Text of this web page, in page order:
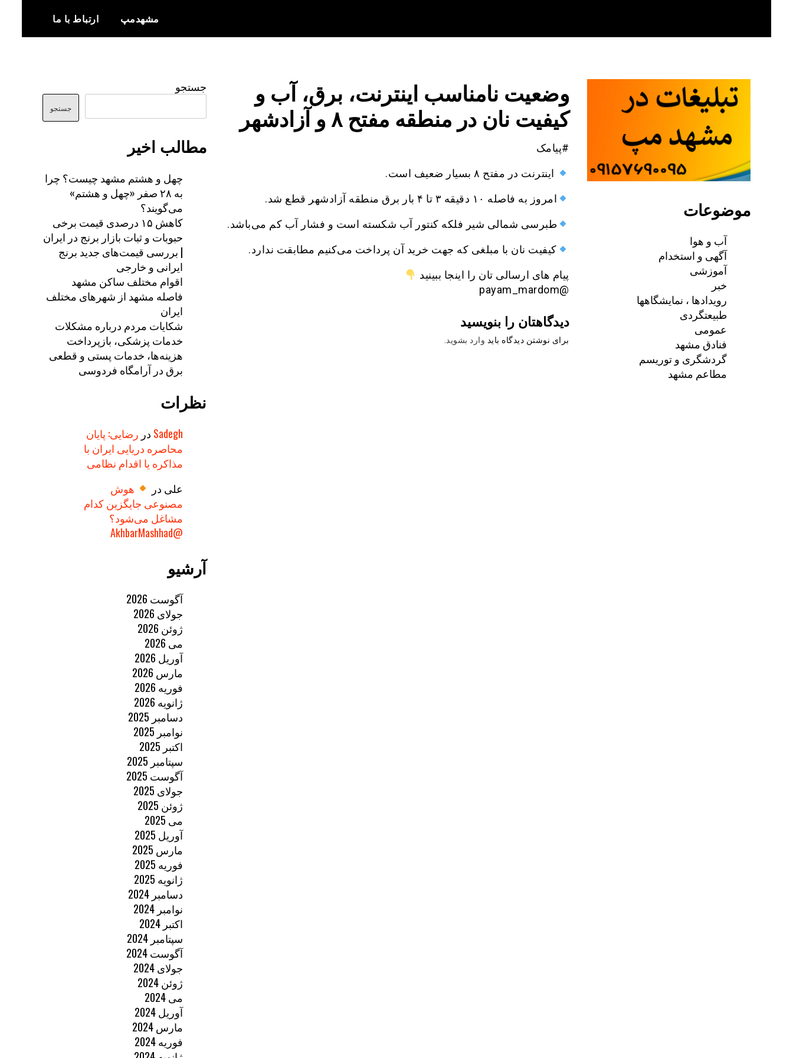
content
مشهدمپ ارتباط با ما
وضعیت نامناسب اینترنت، برق، آب و
کیفیت نان در منطقه مفتح ۸ و آزادشهر
#پیامک
اینترنت در مفتح ۸ بسیار ضعیف است.
امروز به فاصله ۱۰ دقیقه ۳ تا ۴ بار برق منطقه آزادشهر قطع شد.
طبرسی شمالی شیر فلکه کنتور آب شکسته است و فشار آب کم می‌باشد.
کیفیت نان با مبلغی که جهت خرید آن پرداخت می‌کنیم مطابقت ندارد.
پیام های ارسالی تان را اینجا ببینید
@payam_mardom
دیدگاهتان را بنویسید
برای نوشتن دیدگاه باید وارد بشوید
جستجو
جستجو
مطالب اخیر
چهل و هشتم مشهد چیست؟ چرا
به ۲۸ صفر «چهل و هشتم»
می‌گویند؟
کاهش ۱۵ درصدی قیمت برخی
حبوبات و ثبات بازار برنج در ایران
| بررسی قیمت‌های جدید برنج
ایرانی و خارجی
اقوام مختلف ساکن مشهد
فاصله مشهد از شهرهای مختلف
ایران
شکایات مردم درباره مشکلات
خدمات پزشکی، بازپرداخت
هزینه‌ها، خدمات پستی و قطعی
برق در آرامگاه فردوسی
نظرات
Sadegh در رضایی: پایان
محاصره دریایی ایران با
مذاکره یا اقدام نظامی
علی در
هوش
مصنوعی جایگزین کدام
مشاغل می‌شود؟
@AkhbarMashhad
آرشیو
آگوست 2026
جولای 2026
ژوئن 2026
می 2026
آوریل 2026
مارس 2026
فوریه 2026
ژانویه 2026
دسامبر 2025
نوامبر 2025
اکتبر 2025
سپتامبر 2025
آگوست 2025
جولای 2025
ژوئن 2025
می 2025
آوریل 2025
مارس 2025
فوریه 2025
ژانویه 2025
دسامبر 2024
نوامبر 2024
اکتبر 2024
سپتامبر 2024
آگوست 2024
جولای 2024
ژوئن 2024
می 2024
آوریل 2024
مارس 2024
فوریه 2024
موضوعات
آب و هوا
آگهی و استخدام
آموزشی
خبر
رویدادها ، نمایشگاهها
طبیعتگردی
عمومی
فنادق مشهد
گردشگری و توریسم
مطاعم مشهد